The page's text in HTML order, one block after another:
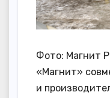
Фото: Магнит
«Магнит»
и